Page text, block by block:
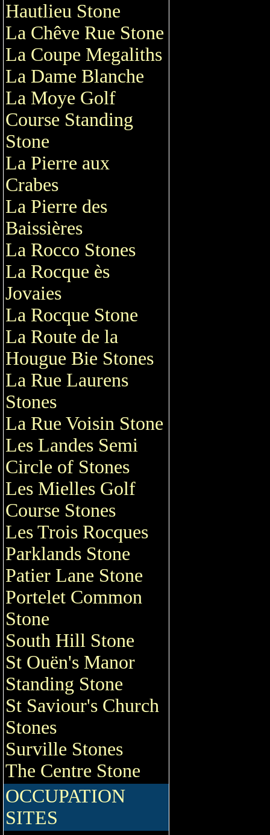
Hautlieu Stone
La Chêve Rue Stone
La Coupe Megaliths
La Dame Blanche
La Moye Golf
Course Standing
Stone
La Pierre aux
Crabes
La Pierre des
Baissières
La Rocco Stones
La Rocque ès
Jovaies
La Rocque Stone
La Route de la
Hougue Bie Stones
La Rue Laurens
Stones
La Rue Voisin Stone
Les Landes Semi
Circle of Stones
Les Mielles Golf
Course Stones
Les Trois Rocques
Parklands Stone
Patier Lane Stone
Portelet Common
Stone
South Hill Stone
St Ouën's Manor
Standing Stone
St Saviour's Church
Stones
Surville Stones
The Centre Stone
OCCUPATION
SITES